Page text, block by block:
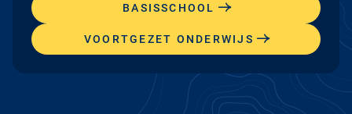
BASISSCHOOL
VOORTGEZET ONDERWIJS